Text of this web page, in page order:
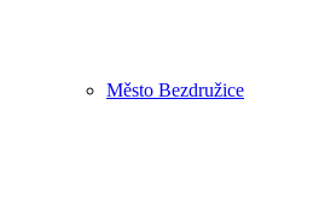
Město Bezdružice